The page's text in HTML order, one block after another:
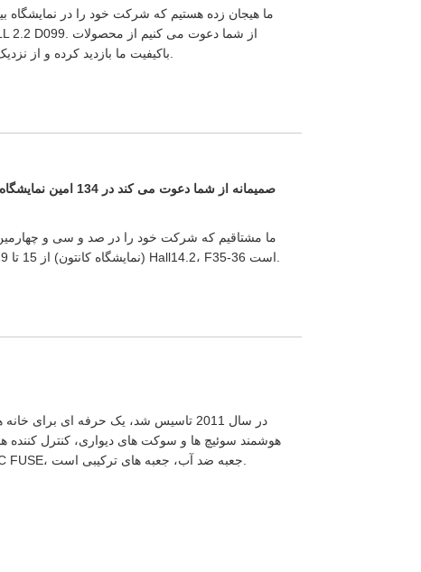
ما مشتاقیم که شرکت خود را در صد و سی و
(نمایشگاه کانتون) از 15 تا 19 اکتبر اعلام کنیم. شماره غرفه ما Hall14.2، F35-36 است.
هوشمند سوئیچ ها و سوکت های دیواری، کنترل